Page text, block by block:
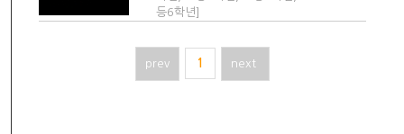
등6학년]
prev 1 next